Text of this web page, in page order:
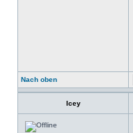
Nach oben
Icey